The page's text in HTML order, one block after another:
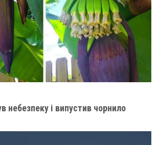
небезпеку і випустив чорнило